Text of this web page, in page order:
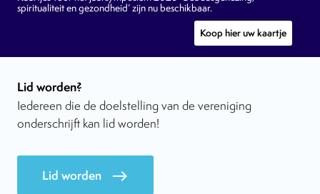
spiritualiteit en gezondheid’ zijn nu beschikbaar.
Koop hier uw kaartje
Lid worden?
Iedereen die de doelstelling van de vereniging
onderschrijft kan lid worden!
Lid worden east